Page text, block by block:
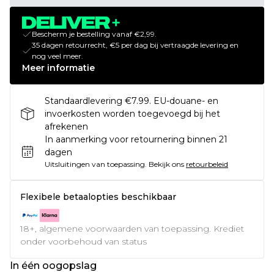
Bescherm je bestelling vanaf €2,99.
35 dagen retourrecht, €5 per dag bij vertraagde levering en
nog veel meer.
Meer informatie
Standaardlevering €7.99. EU-douane- en
invoerkosten worden toegevoegd bij het
afrekenen
In aanmerking voor retournering binnen 21
dagen
Uitsluitingen van toepassing. Bekijk ons retourbeleid
Flexibele betaalopties beschikbaar
18+, algemene voorwaarden van toepassing. Krediet
onder voorbehoud van status
In één oogopslag